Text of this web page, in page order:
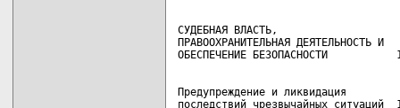
СУДЕБНАЯ ВЛАСТЬ,
ПРАВООХРАНИТЕЛЬНАЯ ДЕЯТЕЛЬНОСТЬ И
Предупреждение и ликвидация